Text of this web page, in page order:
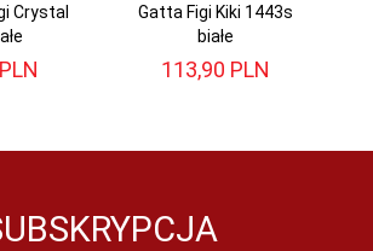
Crystal
PLN
Gatta Figi Kiki 1443s
białe
113,90 PLN